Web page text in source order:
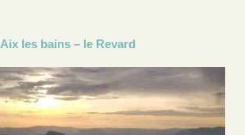
Aix les bains – le Revard